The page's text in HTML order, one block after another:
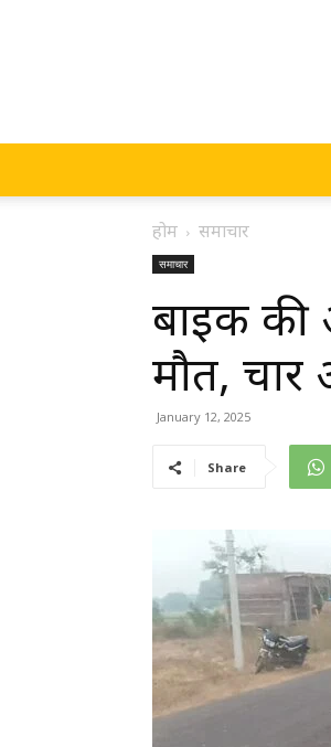
होम समाचार
समाचार
बाइक
मौत,
January 12, 2025
Share